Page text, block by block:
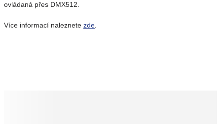
ovládaná přes DMX512.
Více informací naleznete zde